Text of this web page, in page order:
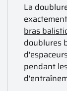
La
bras
doublures
pendant